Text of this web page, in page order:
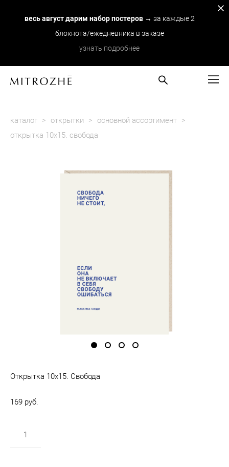
весь август дарим набор постеров→ за каждые 2
блокнота/ежедневника в заказе
узнать подробнее
каталог > открытки > основной ассортимент >
открытка 10х15. свобода
Открытка 10х15. Свобода
169 pуб.